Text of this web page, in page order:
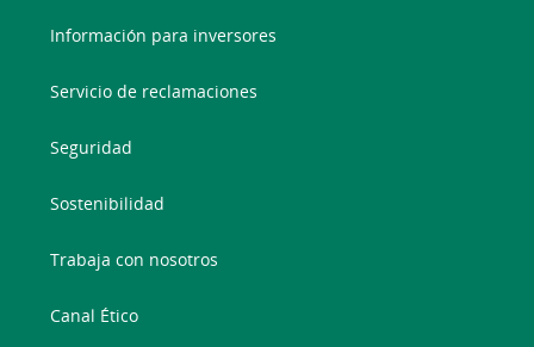
Información para inversores
Servicio de reclamaciones
Seguridad
Sostenibilidad
Trabaja con nosotros
Canal Ético